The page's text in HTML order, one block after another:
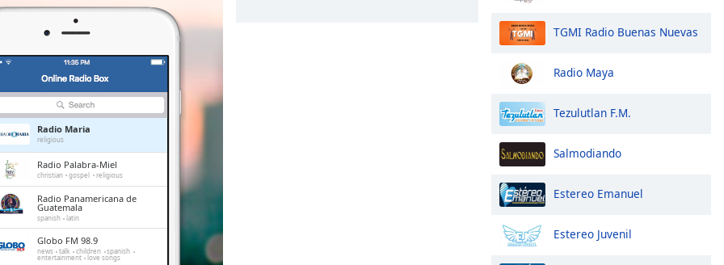
Radio Maria
religious
Radio Palabra-Miel
christian gospel religious
Radio Panamericana de
Guatemala
spanish latin
Globo FM 98.9
news talk children spanish
entertainment love songs
TGMI Radio Buenas Nuevas
Radio Maya
Tezulutlan F.M.
Salmodiando
Estereo Emanuel
Estereo Juvenil